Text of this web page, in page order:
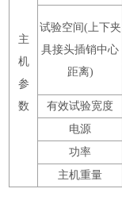
主
机
参
数
试验空间(上下夹
具接头插销中心
距离)
有效试验宽度
电源
功率
主机重量